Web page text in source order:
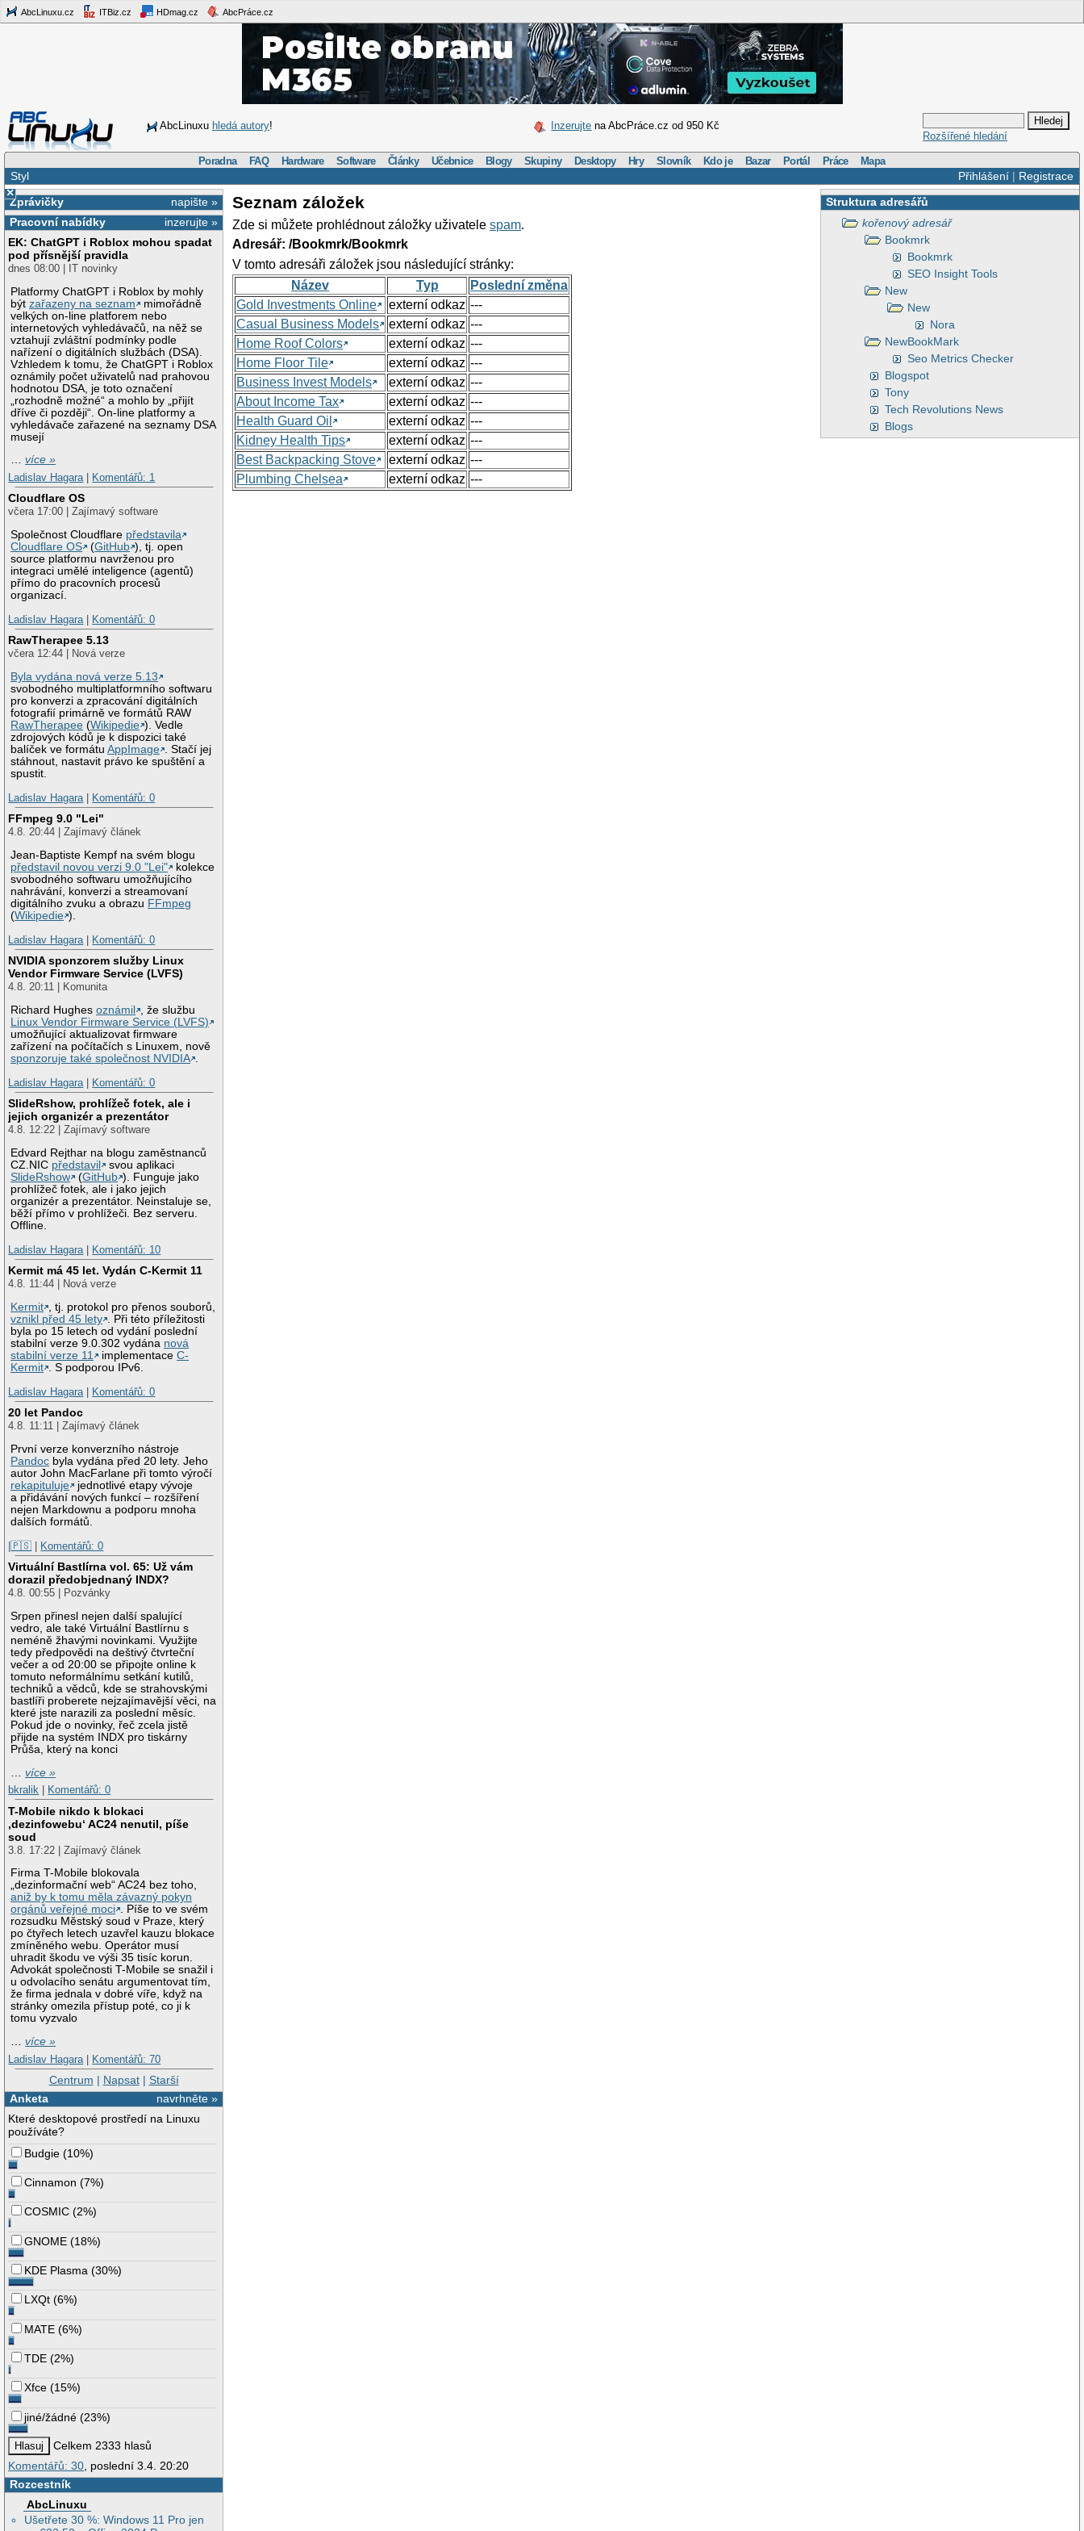
AbcLinuxu.cz ITBiz.cz HDmag.cz AbcPráce.cz
AbcLinuxu hledá autory! Inzerujte na AbcPráce.cz od 950 Kč
Rozšířené hledání
Poradna FAQ Hardware Software Články Učebnice Blogy Skupiny Desktopy Hry Slovník Kdo je Bazar Portál Práce Mapa
Přihlášení| Registrace
Styl
×
napište »
Zprávičky
inzerujte »
Pracovní nabídky
EK: ChatGPT i Roblox mohou spadat
pod přísnější pravidla
dnes 08:00 | IT novinky
Platformy ChatGPT i Roblox by mohly
býtzařazeny na seznam
mimořádně
velkých on-line platforem nebo
internetových vyhledávačů, na něž se
vztahují zvláštní podmínky podle
nařízení o digitálních službách (DSA).
Vzhledem k tomu, že ChatGPT i Roblox
oznámily počet uživatelů nad prahovou
hodnotou DSA, je toto označení
„rozhodně možné“ a mohlo by „přijít
dříve či později“. On-line platformy a
vyhledávače zařazené na seznamy DSA
musejí
…více »
Ladislav Hagara
Komentářů: 1
Cloudflare OS
včera 17:00 | Zajímavý software
Společnost Cloudflare představila
Cloudflare OS
(GitHub ), tj. open
source platformu navrženou pro
integraci umělé inteligence (agentů)
přímo do pracovních procesů
organizací.
Ladislav Hagara
Komentářů: 0
RawTherapee 5.13
včera 12:44 | Nová verze
Byla vydána nová verze 5.13
svobodného multiplatformního softwaru
pro konverzi a zpracování digitálních
fotografií primárně ve formátů RAW
RawTherapee (Wikipedie ). Vedle
zdrojových kódů je k dispozici také
balíček ve formátuAppImage . Stačí jej
stáhnout, nastavit právo ke spuštění a
spustit.
Ladislav Hagara
Komentářů: 0
FFmpeg 9.0 "Lei"
4.8. 20:44 | Zajímavý článek
Jean-Baptiste Kempf na svém blogu
představil novou verzi 9.0 "Lei"
kolekce
svobodného softwaru umožňujícího
nahrávání, konverzi a streamovaní
digitálního zvuku a obrazu FFmpeg
(Wikipedie ).
Ladislav Hagara
Komentářů: 0
NVIDIA sponzorem služby Linux
Vendor Firmware Service (LVFS)
4.8. 20:11 | Komunita
Richard Hughesoznámil
, že službu
Linux Vendor Firmware Service (LVFS)
umožňující aktualizovat firmware
zařízení na počítačích s Linuxem, nově
sponzoruje také společnost NVIDIA .
Ladislav Hagara | Komentářů: 0
SlideRshow, prohlížeč fotek, ale i
jejich organizér a prezentátor
4.8. 12:22 | Zajímavý software
Edvard Rejthar na blogu zaměstnanců
CZ.NIC představil
svou aplikaci
SlideRshow
(GitHub ). Funguje jako
prohlížeč fotek, ale i jako jejich
organizér a prezentátor. Neinstaluje se,
běží přímo v prohlížeči. Bez serveru.
Offline.
Ladislav Hagara | Komentářů: 10
Kermit má 45 let. Vydán C-Kermit 11
4.8. 11:44 | Nová verze
Kermit , tj. protokol pro přenos souborů,
vznikl před 45 lety . Při této příležitosti
byla po 15 letech od vydání poslední
stabilní verze 9.0.302 vydána nová
stabilní verze 11
implementaceC-
Kermit . S podporou IPv6.
Ladislav Hagara | Komentářů: 0
20 let Pandoc
4.8. 11:11 | Zajímavý článek
První verze konverzního nástroje
Pandoc byla vydána před 20 lety. Jeho
autor John MacFarlane při tomto výročí
rekapituluje
jednotlivé etapy vývoje
a přidávání nových funkcí – rozšíření
nejen Markdownu a podporu mnoha
dalších formátů.
|🇵🇸 | Komentářů: 0
Virtuální Bastlírna vol. 65: Už vám
dorazil předobjednaný INDX?
4.8. 00:55 | Pozvánky
Srpen přinesl nejen další spalující
vedro, ale také Virtuální Bastlírnu s
neméně žhavými novinkami. Využijte
tedy předpovědi na deštivý čtvrteční
večer a od 20:00 se připojte online k
tomuto neformálnímu setkání kutilů,
techniků a vědců, kde se strahovskými
bastlíři proberete nejzajímavější věci, na
které jste narazili za poslední měsíc.
Pokud jde o novinky, řeč zcela jistě
přijde na systém INDX pro tiskárny
Průša, který na konci
…více »
bkralik
Komentářů: 0
T-Mobile nikdo k blokaci
‚dezinfowebu‘ AC24 nenutil, píše
soud
3.8. 17:22 | Zajímavý článek
Firma T-Mobile blokovala
„dezinformační web“ AC24 bez toho,
aniž by k tomu měla závazný pokyn
orgánů veřejné moci . Píše to ve svém
rozsudku Městský soud v Praze, který
po čtyřech letech uzavřel kauzu blokace
zmíněného webu. Operátor musí
uhradit škodu ve výši 35 tisíc korun.
Advokát společnosti T-Mobile se snažil i
u odvolacího senátu argumentovat tím,
že firma jednala v dobré víře, když na
stránky omezila přístup poté, co ji k
tomu vyzvalo
…více »
Ladislav Hagara | Komentářů: 70
Centrum | Napsat| Starší
navrhněte »
Anketa
Které desktopové prostředí na Linuxu
používáte?
Budgie (10%)
Cinnamon (7%)
COSMIC (2%)
GNOME (18%)
KDE Plasma (30%)
LXQt (6%)
MATE (6%)
TDE (2%)
Xfce (15%)
jiné/žádné (23%)
Celkem 2333 hlasů
Komentářů: 30, poslední 3.4. 20:20
Rozcestník
AbcLinuxu
Ušetřete 30 %: Windows 11 Pro jen
Struktura adresářů
kořenový adresář
Bookmrk
Bookmrk
SEO Insight Tools
New
New
Nora
NewBookMark
Seo Metrics Checker
Blogspot
Tony
Tech Revolutions News
Blogs
Seznam záložek
Zde si můžete prohlédnout záložky uživatelespam.
Adresář: /Bookmrk/Bookmrk
V tomto adresáři záložek jsou následující stránky:
Název
Typ
Poslední změna
Gold Investments Online
externí odkaz ---
Casual Business Models
externí odkaz ---
Home Roof Colors
externí odkaz ---
Home Floor Tile
externí odkaz ---
Business Invest Models
externí odkaz ---
About Income Tax
externí odkaz ---
Health Guard Oil
externí odkaz ---
Kidney Health Tips
externí odkaz ---
Best Backpacking Stove
externí odkaz ---
Plumbing Chelsea
externí odkaz ---